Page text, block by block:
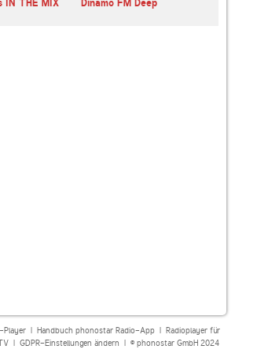
IN THE MIX Dinamo FM Deep
Player| Handbuch phonostar Radio-App| Radioplayer für
| GDPR-Einstellungen ändern | © phonostar GmbH 2024